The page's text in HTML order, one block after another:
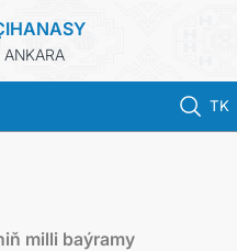
TK
milli baýramy